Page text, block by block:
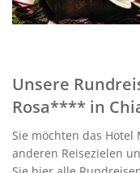
Unsere
Rosa**** in
Sie möchten das
anderen Reisezielen